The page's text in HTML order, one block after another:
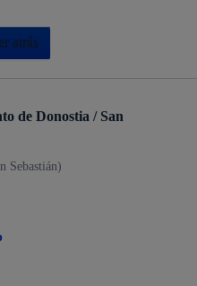
atrás
de Donostia / San
Sebastián)